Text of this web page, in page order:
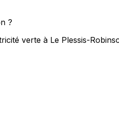
?
verte à Le Plessis-